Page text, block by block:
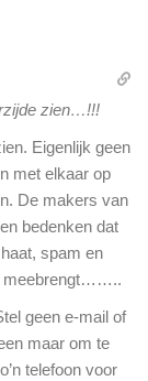
zien…!!!
Eigenlijk geen
met elkaar op
De makers van
bedenken dat
spam en
meebrengt……..
geen e-mail of
maar om te
telefoon voor